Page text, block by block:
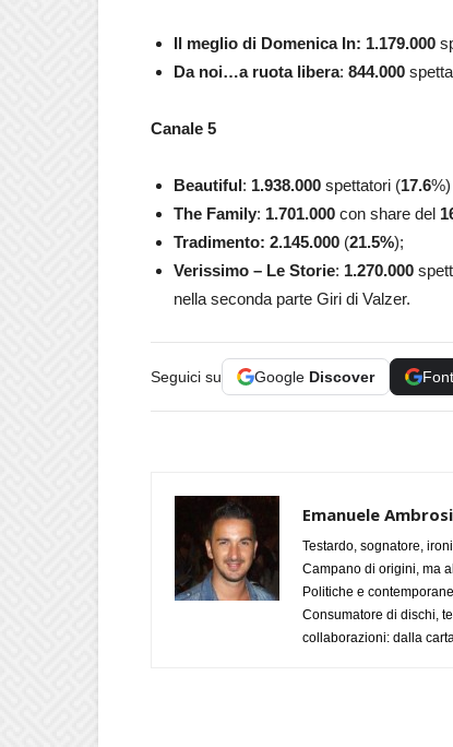
Il meglio di Domenica In: 1.179.000
Da noi…a ruota libera: 844.000
Canale 5
Beautiful: 1.938.000 spettatori (17.6%)
The Family: 1.701.000 con share del
Tradimento: 2.145.000 (21.5%);
Verissimo – Le Storie: 1.270.000
nella seconda parte Giri di Valzer.
Seguici su Google Discover
Emanuele
Testardo, sognatore,
Campano di origini, ma
Politiche e
Consumatore di dischi,
collaborazioni: dalla